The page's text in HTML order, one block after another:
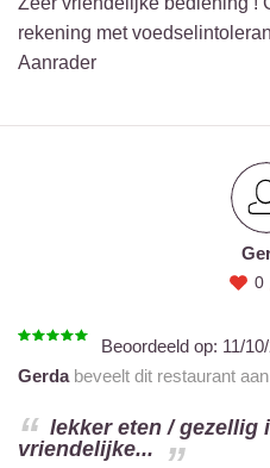
rekening met
Aanrader
0
Beoordeeld op: 11/
Gerdabeveelt dit restaurant
lekker eten / gezellig
vriendelijke...